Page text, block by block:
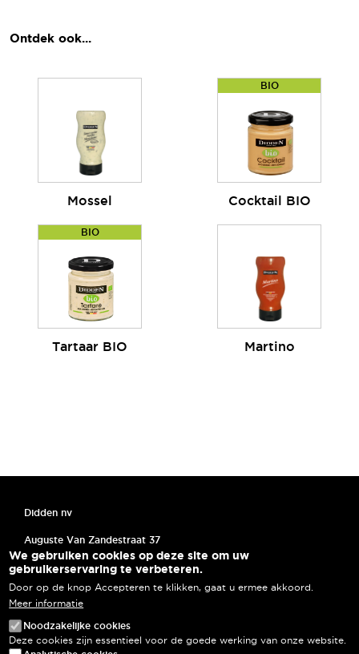
Ontdek ook...
Mossel
BIO
Cocktail BIO
BIO
Tartaar BIO Martino
Didden nv
Auguste Van Zandestraat 37
1080 Brussel
T: +32-(0)2 482 35 80
MENU PIED DE PAGE
Cookies
We gebruiken cookies op deze site om uw
gebruikerservaring te verbeteren.
Door op de knop Accepteren te klikken, gaat u ermee akkoord.
Meer informatie
Noodzakelijke cookies
Deze cookies zijn essentieel voor de goede werking van onze website.